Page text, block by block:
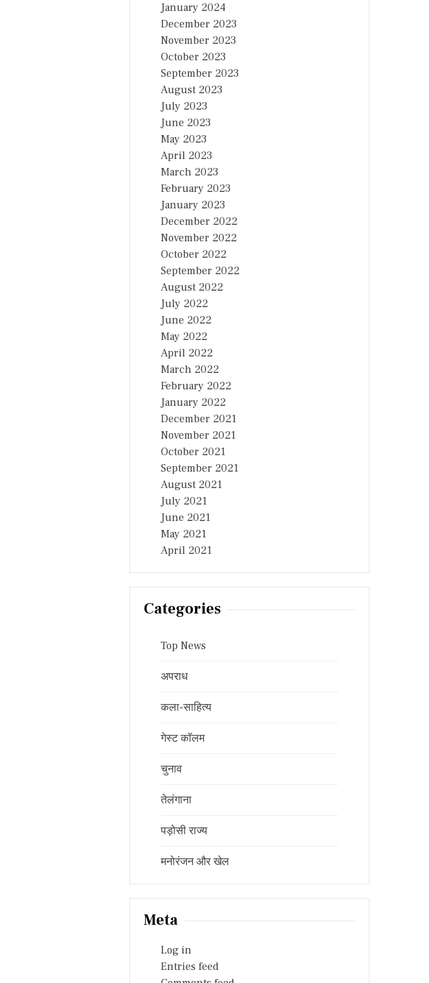
January 2024
December 2023
November 2023
October 2023
September 2023
August 2023
July 2023
June 2023
May 2023
April 2023
March 2023
February 2023
January 2023
December 2022
November 2022
October 2022
September 2022
August 2022
July 2022
June 2022
May 2022
April 2022
March 2022
February 2022
January 2022
December 2021
November 2021
October 2021
September 2021
August 2021
July 2021
June 2021
May 2021
April 2021
Categories
Top News
अपराध
कला-साहित्य
गेस्ट कॉलम
चुनाव
तेलंगाना
पड़ोसी राज्य
मनोरंजन और खेल
Meta
Log in
Entries feed